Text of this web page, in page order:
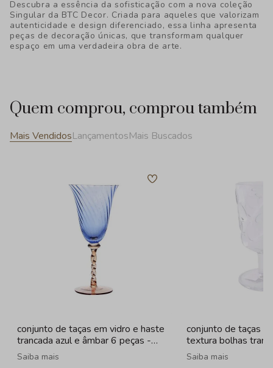
Descubra a essência da sofisticação com a nova coleção
Singular da BTC Decor. Criada para aqueles que valorizam
autenticidade e design diferenciado, essa linha apresenta
peças de decoração únicas, que transformam qualquer
espaço em uma verdadeira obra de arte.
Quem comprou, comprou também
Mais VendidosLançamentosMais Buscados
conjunto de taças em vidro e haste
trancada azul e âmbar 6 peças -
320ml
Saiba mais
conjunto de taças
textura bolhas
- 260ml
Saiba mais